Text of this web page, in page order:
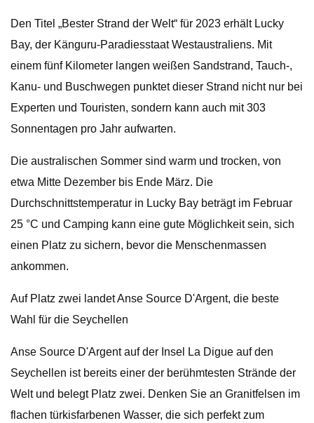
Den Titel „Bester Strand der Welt“ für 2023 erhält Lucky
Bay, der Känguru-Paradiesstaat Westaustraliens. Mit
einem fünf Kilometer langen weißen Sandstrand, Tauch-,
Kanu- und Buschwegen punktet dieser Strand nicht nur bei
Experten und Touristen, sondern kann auch mit 303
Sonnentagen pro Jahr aufwarten.
Die australischen Sommer sind warm und trocken, von
etwa Mitte Dezember bis Ende März. Die
Durchschnittstemperatur in Lucky Bay beträgt im Februar
25 °C und Camping kann eine gute Möglichkeit sein, sich
einen Platz zu sichern, bevor die Menschenmassen
ankommen.
Auf Platz zwei landet Anse Source D'Argent, die beste
Wahl für die Seychellen
Anse Source D'Argent auf der Insel La Digue auf den
Seychellen ist bereits einer der berühmtesten Strände der
Welt und belegt Platz zwei. Denken Sie an Granitfelsen im
flachen türkisfarbenen Wasser, die sich perfekt zum